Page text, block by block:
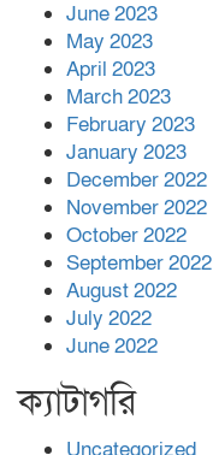
June 2023
May 2023
April 2023
March 2023
February 2023
January 2023
December 2022
November 2022
October 2022
September 2022
August 2022
July 2022
June 2022
ক্যাটাগরি
Uncategorized